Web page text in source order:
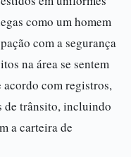
como um homem
com a segurança
na área se sentem
acordo com registros,
de trânsito, incluindo
a carteira de